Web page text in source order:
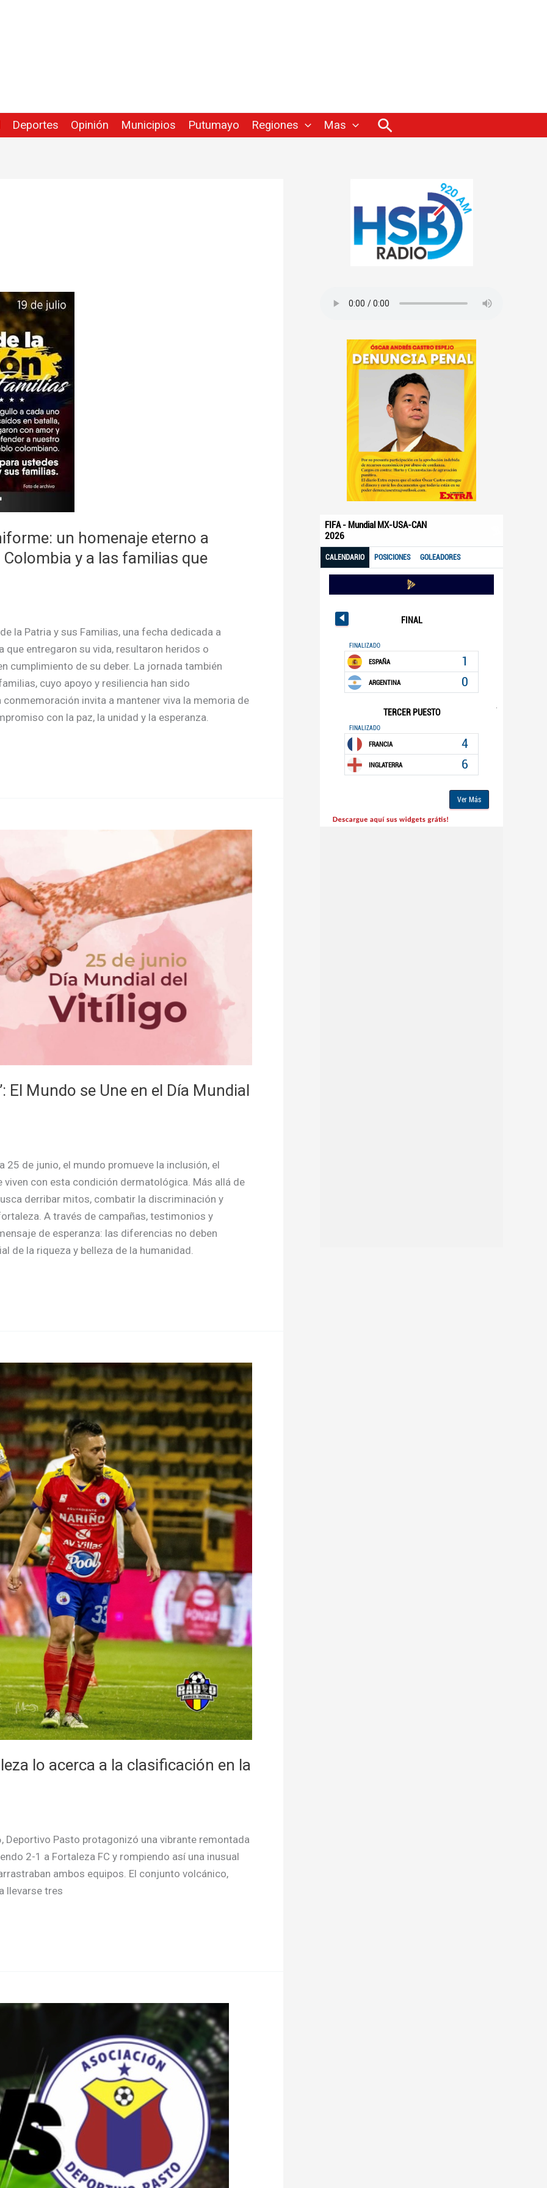
Deportes Opinión Municipios Putumayo Regiones Mas Buscar
un homenaje eterno a
y a las familias que
la Patria y sus Familias, una fecha dedicada a
que entregaron su vida, resultaron heridos o
cumplimiento de su deber. La jornada también
cuyo apoyo y resiliencia han sido
invita a mantener viva la memoria de
con la paz, la unidad y la esperanza.
El Mundo se Une en el Día Mundial
25 de junio, el mundo promueve la inclusión, el
con esta condición dermatológica. Más allá de
derribar mitos, combatir la discriminación y
A través de campañas, testimonios y
de esperanza: las diferencias no deben
de la riqueza y belleza de la humanidad.
lo acerca a la clasificación en la
Deportivo Pasto protagonizó una vibrante remontada
2-1 a Fortaleza FC y rompiendo así una inusual
ambos equipos. El conjunto volcánico,
llevarse tres